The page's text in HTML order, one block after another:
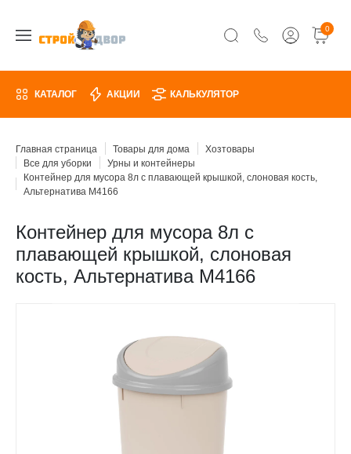
0
КАТАЛОГ АКЦИИ КАЛЬКУЛЯТОР
Главная страница Товары для дома
Хозтовары
Все для уборки
Урны и контейнеры
Контейнер для мусора 8л с плавающей крышкой, слоновая кость,
Альтернатива М4166
Контейнер для мусора 8л с
плавающей крышкой, слоновая
кость, Альтернатива М4166